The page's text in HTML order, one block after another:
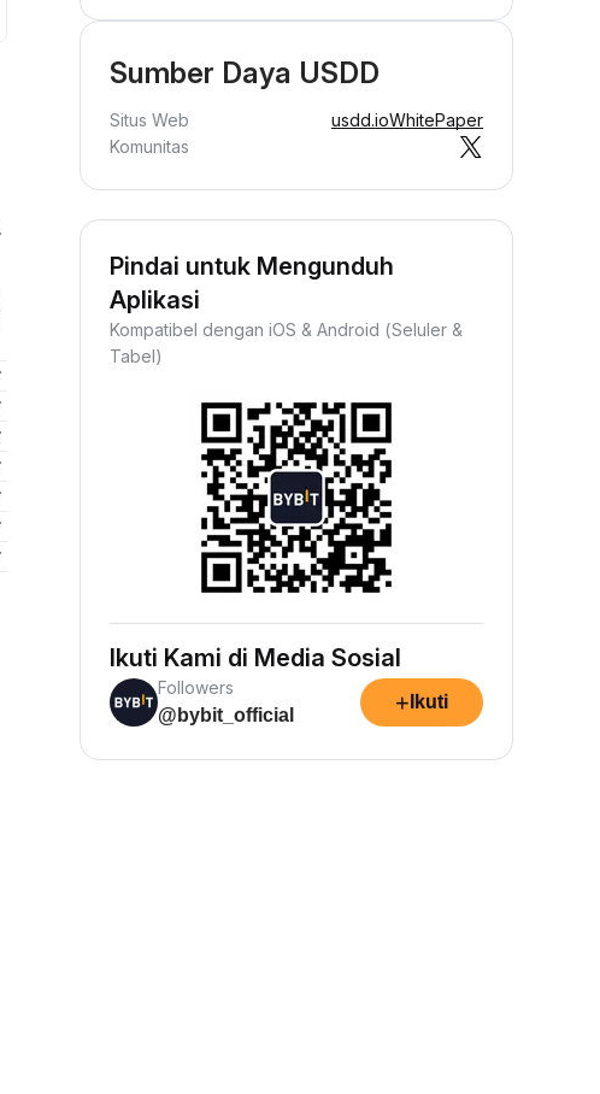
jumlahnya bertumbuh.
Sumber Daya USDD
Situs Web usdd.ioWhitePaper
Komunitas
Pindai untuk Mengunduh
Aplikasi
Kompatibel dengan iOS & Android (Seluler &
Tabel)
Ikuti Kami di Media Sosial
Followers
@bybit_official
+ Ikuti